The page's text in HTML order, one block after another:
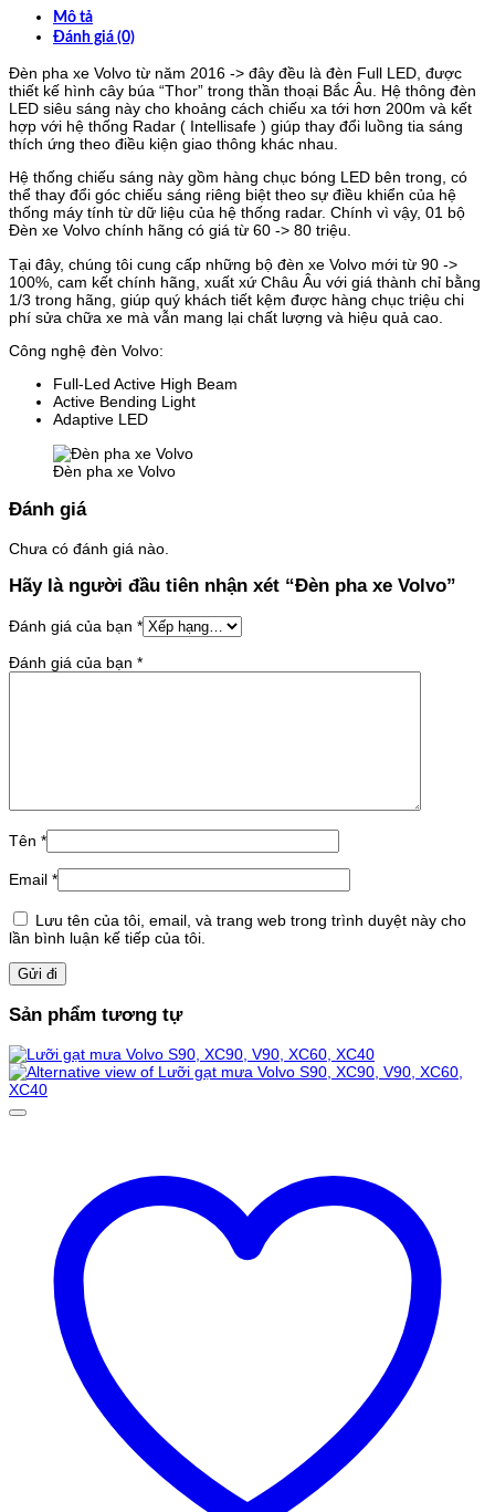
Mô tả
Đánh giá (0)
Đèn pha xe Volvo từ năm 2016 -> đây đều là đèn Full LED, được
thiết kế hình cây búa “Thor” trong thần thoại Bắc Âu. Hệ thông đèn
LED siêu sáng này cho khoảng cách chiếu xa tới hơn 200m và kết
hợp với hệ thống Radar ( Intellisafe ) giúp thay đổi luồng tia sáng
thích ứng theo điều kiện giao thông khác nhau.
Hệ thống chiếu sáng này gồm hàng chục bóng LED bên trong, có
thể thay đổi góc chiếu sáng riêng biệt theo sự điều khiển của hệ
thống máy tính từ dữ liệu của hệ thống radar. Chính vì vậy, 01 bộ
Đèn xe Volvo chính hãng có giá từ 60 -> 80 triệu.
Tại đây, chúng tôi cung cấp những bộ đèn xe Volvo mới từ 90 ->
100%, cam kết chính hãng, xuất xứ Châu Âu với giá thành chỉ bằng
1/3 trong hãng, giúp quý khách tiết kệm được hàng chục triệu chi
phí sửa chữa xe mà vẫn mang lại chất lượng và hiệu quả cao.
Công nghệ đèn Volvo:
Full-Led Active High Beam
Active Bending Light
Adaptive LED
Đèn pha xe Volvo
Đánh giá
Chưa có đánh giá nào.
Hãy là người đầu tiên nhận xét “Đèn pha xe Volvo”
Đánh giá của bạn *
Đánh giá của bạn *
Tên *
Email *
Lưu tên của tôi, email, và trang web trong trình duyệt này cho
lần bình luận kế tiếp của tôi.
Sản phẩm tương tự